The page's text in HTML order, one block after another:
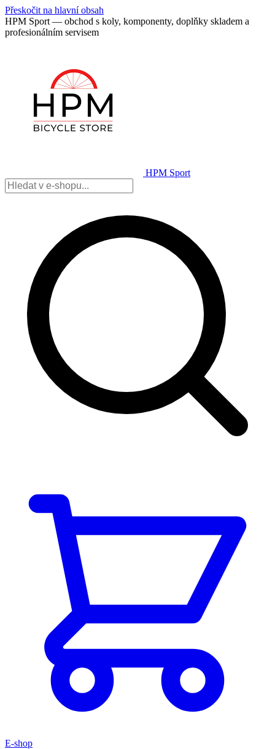
Přeskočit na hlavní obsah
HPM Sport — obchod s koly, komponenty, doplňky skladem a
profesionálním servisem
HPM Sport
E-shop